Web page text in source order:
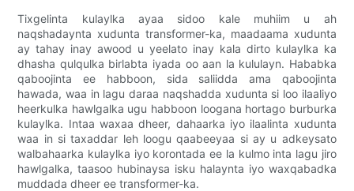
Tixgelinta kulaylka ayaa sidoo kale muhiim u ah
naqshadaynta xudunta transformer-ka, maadaama xudunta
ay tahay inay awood u yeelato inay kala dirto kulaylka ka
dhasha qulqulka birlabta iyada oo aan la kululayn. Hababka
qaboojinta ee habboon, sida saliidda ama qaboojinta
hawada, waa in lagu daraa naqshadda xudunta si loo ilaaliyo
heerkulka hawlgalka ugu habboon loogana hortago burburka
kulaylka. Intaa waxaa dheer, dahaarka iyo ilaalinta xudunta
waa in si taxaddar leh loogu qaabeeyaa si ay u adkeysato
walbahaarka kulaylka iyo korontada ee la kulmo inta lagu jiro
hawlgalka, taasoo hubinaysa isku halaynta iyo waxqabadka
muddada dheer ee transformer-ka.